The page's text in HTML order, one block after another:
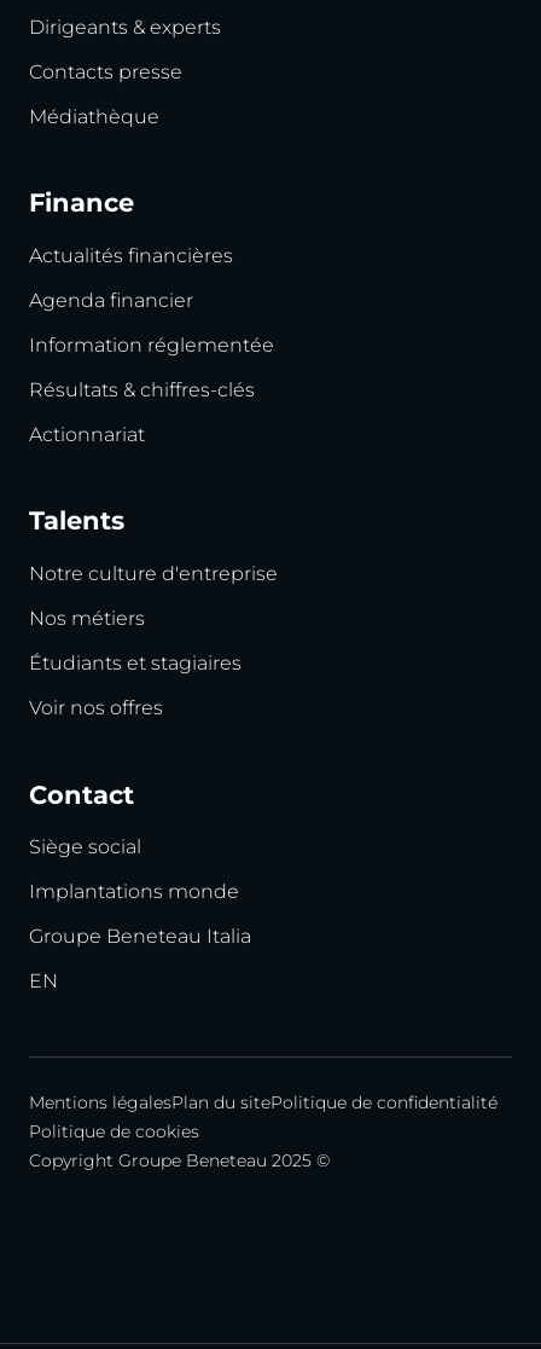
Dirigeants & experts
Contacts presse
Médiathèque
Finance
Actualités financières
Agenda financier
Information réglementée
Résultats & chiffres-clés
Actionnariat
Talents
Notre culture d'entreprise
Nos métiers
Étudiants et stagiaires
Voir nos offres
Contact
Siège social
Implantations monde
Groupe Beneteau Italia
EN
Mentions légalesPlan du sitePolitique de confidentialité
Politique de cookies
Copyright Groupe Beneteau 2025 ©